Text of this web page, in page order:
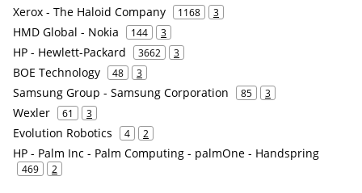
Xerox - The Haloid Company 1168 3
HMD Global - Nokia 144 3
HP - Hewlett-Packard 3662 3
BOE Technology 48 3
Samsung Group - Samsung Corporation 85 3
Wexler 61 3
Evolution Robotics 4 2
HP - Palm Inc - Palm Computing - palmOne - Handspring
469 2